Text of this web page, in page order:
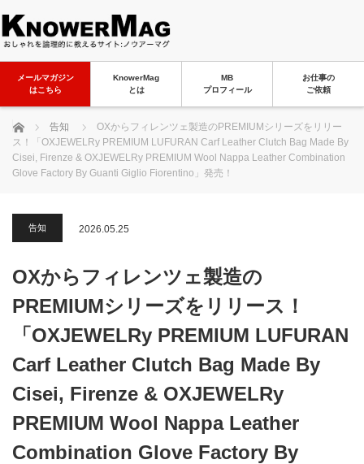
メールマガジン
はこちら
KnowerMag
とは
MB
プロフィール
お仕事の
ご依頼
ホーム 告知
OXからフィレンツェ製造のPREMIUMシリーズをリリー
ス！「OXJEWELRy PREMIUM LUFURAN Carf Leather Clutch Bag Made By
Cisei, Firenze & OXJEWELRy PREMIUM Wool Nappa Leather Combination
Glove Factory By Guanti Giglio Fiorentino」発売！
告知 2026.05.25
OXからフィレンツェ製造の
PREMIUMシリーズをリリース！
「OXJEWELRy PREMIUM LUFURAN
Carf Leather Clutch Bag Made By
Cisei, Firenze & OXJEWELRy
PREMIUM Wool Nappa Leather
Combination Glove Factory By